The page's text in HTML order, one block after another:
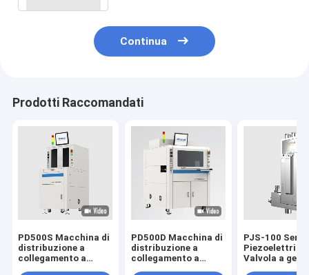
Continua
Prodotti Raccomandati
PD500S Macchina di
distribuzione a
collegamento a
PD500D Macchina di
distribuzione a
collegamento a
PJS-100 Serie
Piezoelettrica
Valvola a